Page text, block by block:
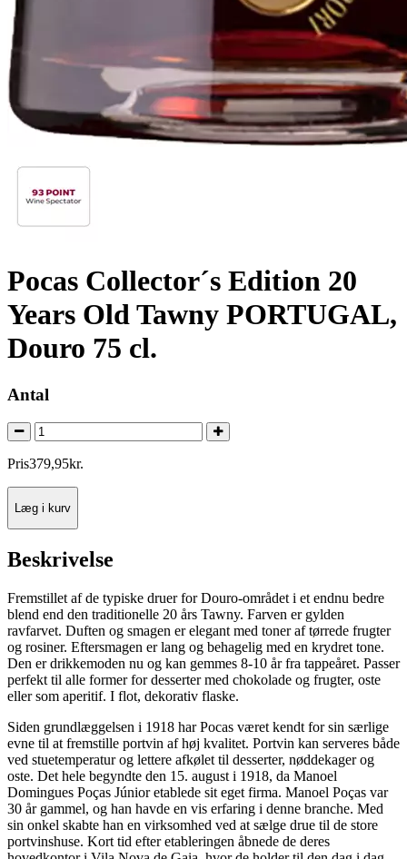
Pocas Collector´s Edition 20
Years Old Tawny PORTUGAL,
Douro 75 cl.
Antal
Pris379,95kr.
Læg i kurv
Beskrivelse
Fremstillet af de typiske druer for Douro-området i et endnu bedre
blend end den traditionelle 20 års Tawny. Farven er gylden
ravfarvet. Duften og smagen er elegant med toner af tørrede frugter
og rosiner. Eftersmagen er lang og behagelig med en krydret tone.
Den er drikkemoden nu og kan gemmes 8-10 år fra tappeåret. Passer
perfekt til alle former for desserter med chokolade og frugter, oste
eller som aperitif. I flot, dekorativ flaske.
Siden grundlæggelsen i 1918 har Pocas været kendt for sin særlige
evne til at fremstille portvin af høj kvalitet. Portvin kan serveres både
ved stuetemperatur og lettere afkølet til desserter, nøddekager og
oste. Det hele begyndte den 15. august i 1918, da Manoel
Domingues Poças Júnior etablede sit eget firma. Manoel Poças var
30 år gammel, og han havde en vis erfaring i denne branche. Med
sin onkel skabte han en virksomhed ved at sælge drue til de store
portvinshuse. Kort tid efter etableringen åbnede de deres